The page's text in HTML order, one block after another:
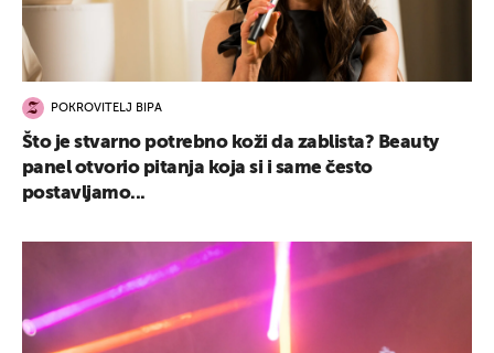
POKROVITELJ BIPA
Što je stvarno potrebno koži da zablista? Beauty
panel otvorio pitanja koja si i same često
postavljamo...